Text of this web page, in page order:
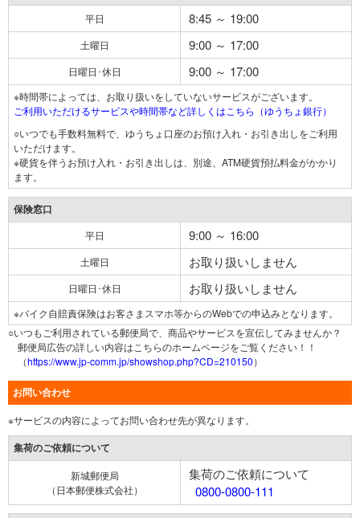
平日 8:45 ～ 19:00
土曜日 9:00 ～ 17:00
日曜日･休日 9:00 ～ 17:00
※時間帯によっては、お取り扱いをしていないサービスがございます。
ご利用いただけるサービスや時間帯など詳しくはこちら（ゆうちょ銀行）
○いつでも手数料無料で、ゆうちょ口座のお預け入れ・お引き出しをご利用
いただけます。
※硬貨を伴うお預け入れ・お引き出しは、別途、ATM硬貨預払料金がかかり
ます。
保険窓口
平日 9:00 ～ 16:00
土曜日 お取り扱いしません
日曜日･休日 お取り扱いしません
※バイク自賠責保険はお客さまスマホ等からのWebでの申込みとなります。
○いつもご利用されている郵便局で、商品やサービスを宣伝してみませんか？
郵便局広告の詳しい内容はこちらのホームページをご覧ください！！
（https://www.jp-comm.jp/showshop.php?CD=210150）
お問い合わせ
※サービスの内容によってお問い合わせ先が異なります。
集荷のご依頼について
新城郵便局
（日本郵便株式会社）
集荷のご依頼について
0800-0800-111